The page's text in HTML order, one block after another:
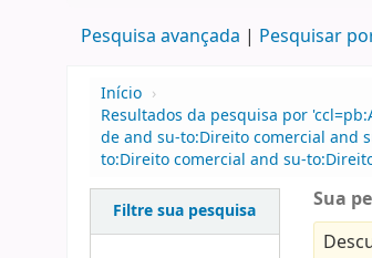
Pesquisa avançada Pesquisar
Início ›
Resultados da pesquisa por
de and su-to:Direito comercial and
to:Direito comercial and su-
Filtre sua pesquisa
Sua